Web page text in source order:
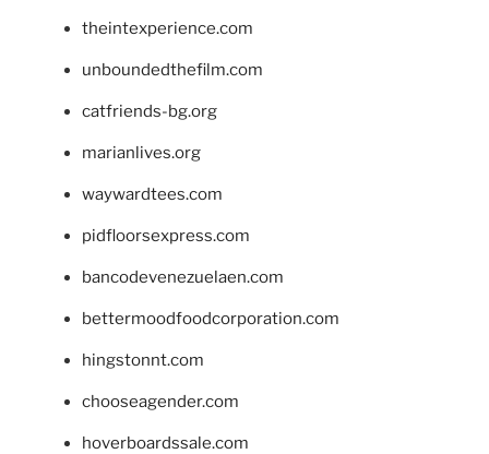
theintexperience.com
unboundedthefilm.com
catfriends-bg.org
marianlives.org
waywardtees.com
pidfloorsexpress.com
bancodevenezuelaen.com
bettermoodfoodcorporation.com
hingstonnt.com
chooseagender.com
hoverboardssale.com